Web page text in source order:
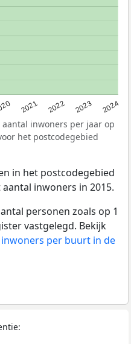
2021 2022 2023 2024
inwoners per jaar op
het postcodegebied
in het postcodegebied
aantal inwoners in 2015.
personen zoals op 1
vastgelegd. Bekijk
per buurt in de